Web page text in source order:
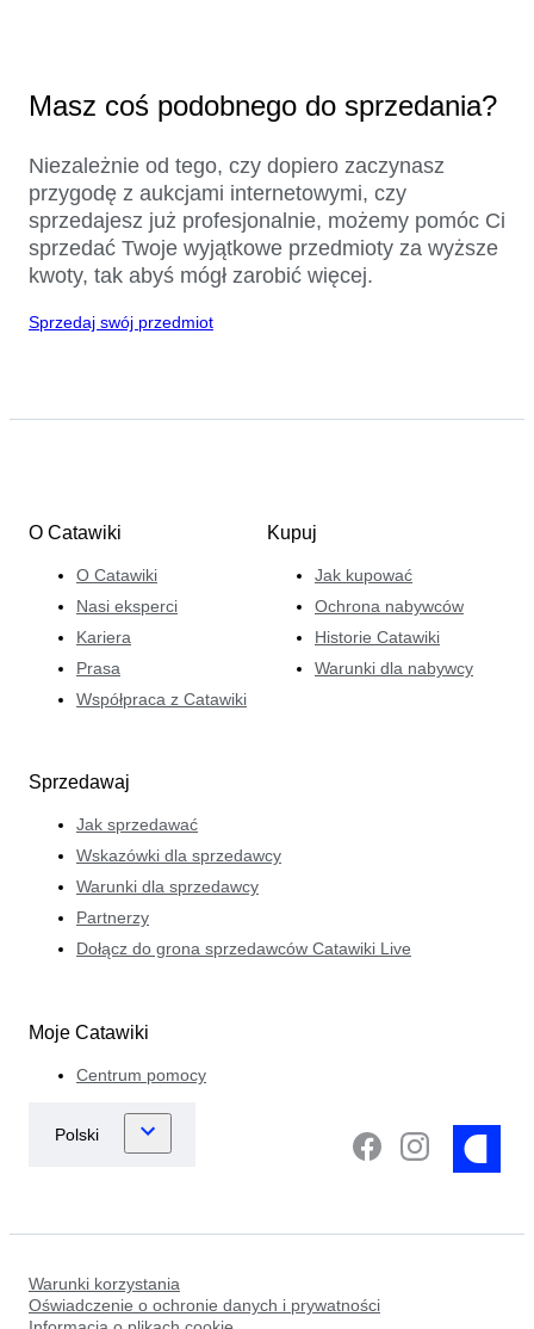
Masz coś podobnego do sprzedania?
Niezależnie od tego, czy dopiero zaczynasz
przygodę z aukcjami internetowymi, czy
sprzedajesz już profesjonalnie, możemy pomóc Ci
sprzedać Twoje wyjątkowe przedmioty za wyższe
kwoty, tak abyś mógł zarobić więcej.
Sprzedaj swój przedmiot
O Catawiki
O Catawiki
Nasi eksperci
Kariera
Prasa
Współpraca z Catawiki
Kupuj
Jak kupować
Ochrona nabywców
Historie Catawiki
Warunki dla nabywcy
Sprzedawaj
Jak sprzedawać
Wskazówki dla sprzedawcy
Warunki dla sprzedawcy
Partnerzy
Dołącz do grona sprzedawców Catawiki Live
Moje Catawiki
Centrum pomocy
Warunki korzystania
Oświadczenie o ochronie danych i prywatności